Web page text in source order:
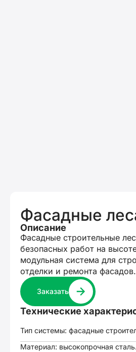
Фасадные
Описание
Фасадные строительные
безопасных работ на
модульная система для
отделки и ремонта
Заказать
Технические
Тип системы: фасадные
Материал: высокопрочная сталь.